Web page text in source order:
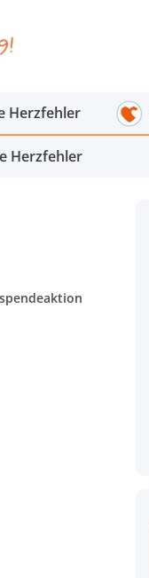
Herzfehler
Herzfehler